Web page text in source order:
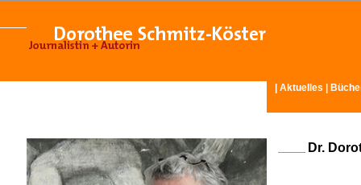
Aktuelles
Dr.